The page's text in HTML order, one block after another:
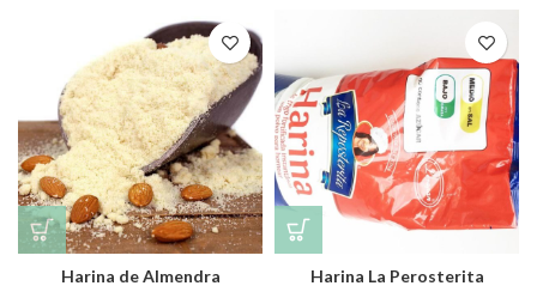
Harina de Almendra Harina La Perosterita